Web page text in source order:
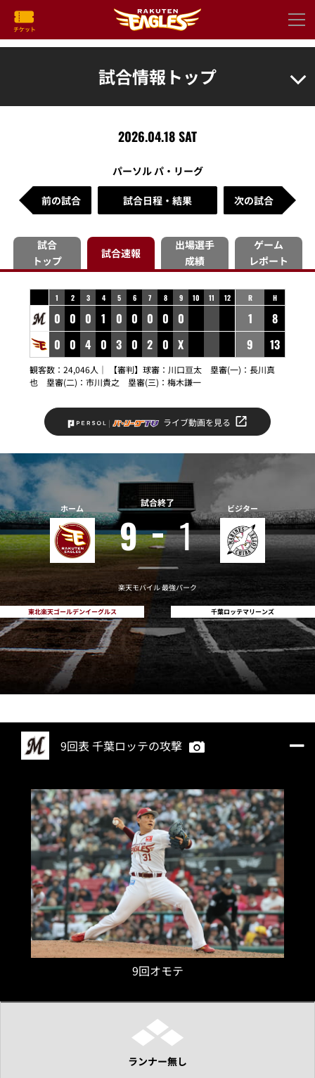
試合情報トップ
2026.04.18 SAT
パーソル パ・リーグ
前の試合 試合日程・結果 次の試合
試合
トップ
試合速報
出場選手
成績
ゲーム
レポート
1 2 3 4 5 6 7 8 9 10 11 12
0 0 0 1 0 0 0 0 0
0 0 4 0 3 0 2 0 X
R H
1
8
9
13
観客数：24,046人｜ 【審判】球審：川口亘太 塁審(一)：長川真
也 塁審(二)：市川貴之 塁審(三)：梅木謙一
ライブ動画を見る
ホーム
東北楽天ゴールデンイーグルス
試合終了
9 1
楽天モバイル 最強パーク
ビジター
千葉ロッテマリーンズ
9回表 千葉ロッテの攻撃
9回オモテ
ランナー無し